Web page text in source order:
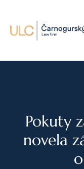
Pokuty
novela